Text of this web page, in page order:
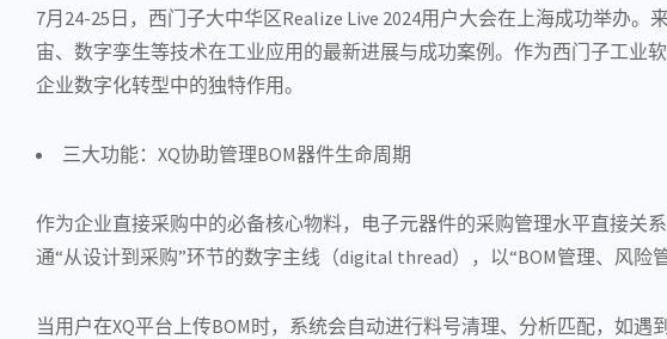
7月24-25日，西门子大中华区Realize Live 2024用户大会在上海成功举办
宙、数字孪生等技术在工业应用的最新进展与成功案例。作为西门子工业
企业数字化转型中的独特作用。
三大功能：XQ协助管理BOM器件生命周期
作为企业直接采购中的必备核心物料，电子元器件的采购管理水平直接关
通“从设计到采购”环节的数字主线（digital thread），以“BOM管理、风
当用户在XQ平台上传BOM时，系统会自动进行料号清理、分析匹配，如